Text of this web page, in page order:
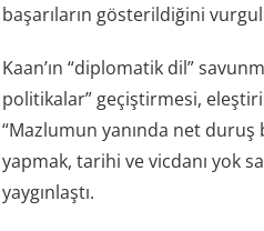
başarıların gösterildiğini
Kaan’ın “diplomatik dil”
politikalar” geçiştirmesi,
“Mazlumun yanında net duruş
yapmak, tarihi ve vicdanı yok
yaygınlaştı.